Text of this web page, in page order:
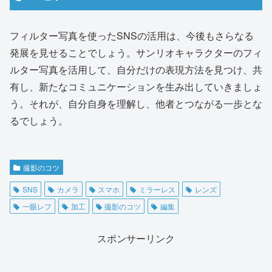
フィルター写真を使ったSNSの活用は、今後もさらなる
発展を見せることでしょう。サンリオキャラクターのフィ
ルター写真を活用して、自分だけの表現方法を見つけ、共
有し、新たなコミュニケーションを生み出していきましょ
う。それが、自分自身を理解し、他者とつながる一歩とな
るでしょう。
撮影のコツ
SNS カメラ スマホ ミラーレス
レンズ
一眼レフ
加工 撮影のコツ 編集
スポンサーリンク